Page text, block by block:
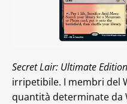
Secret Lair: Ultimate Edition
irripetibile. I membri del
quantità determinate